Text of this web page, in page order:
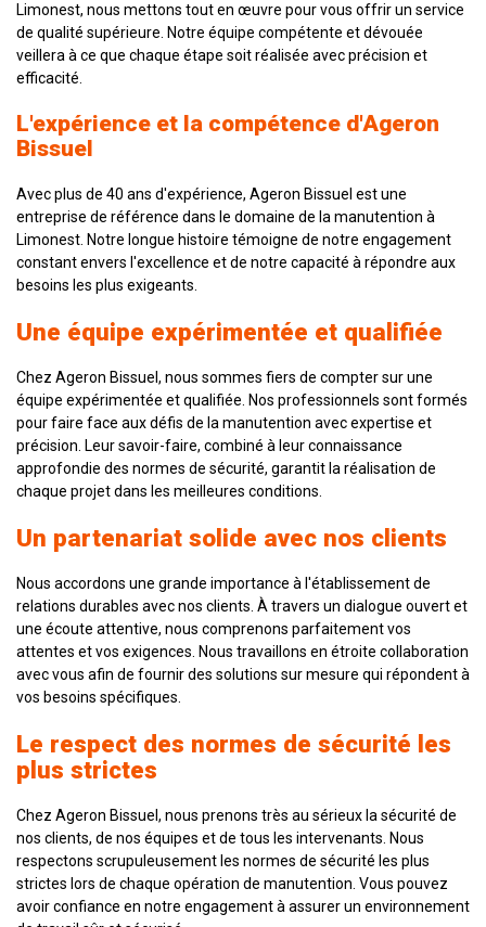
Limonest, nous mettons tout en œuvre pour vous offrir un service
de qualité supérieure. Notre équipe compétente et dévouée
veillera à ce que chaque étape soit réalisée avec précision et
efficacité.
L'expérience et la compétence d'Ageron
Bissuel
Avec plus de 40 ans d'expérience, Ageron Bissuel est une
entreprise de référence dans le domaine de la manutention à
Limonest. Notre longue histoire témoigne de notre engagement
constant envers l'excellence et de notre capacité à répondre aux
besoins les plus exigeants.
Une équipe expérimentée et qualifiée
Chez Ageron Bissuel, nous sommes fiers de compter sur une
équipe expérimentée et qualifiée. Nos professionnels sont formés
pour faire face aux défis de la manutention avec expertise et
précision. Leur savoir-faire, combiné à leur connaissance
approfondie des normes de sécurité, garantit la réalisation de
chaque projet dans les meilleures conditions.
Un partenariat solide avec nos clients
Nous accordons une grande importance à l'établissement de
relations durables avec nos clients. À travers un dialogue ouvert et
une écoute attentive, nous comprenons parfaitement vos
attentes et vos exigences. Nous travaillons en étroite collaboration
avec vous afin de fournir des solutions sur mesure qui répondent à
vos besoins spécifiques.
Le respect des normes de sécurité les
plus strictes
Chez Ageron Bissuel, nous prenons très au sérieux la sécurité de
nos clients, de nos équipes et de tous les intervenants. Nous
respectons scrupuleusement les normes de sécurité les plus
strictes lors de chaque opération de manutention. Vous pouvez
avoir confiance en notre engagement à assurer un environnement